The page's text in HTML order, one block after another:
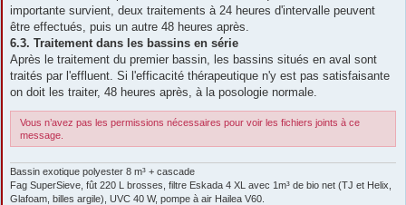
importante survient, deux traitements à 24 heures d'intervalle peuvent
être effectués, puis un autre 48 heures après.
6.3. Traitement dans les bassins en série
Après le traitement du premier bassin, les bassins situés en aval sont
traités par l'effluent. Si l'efficacité thérapeutique n'y est pas satisfaisante
on doit les traiter, 48 heures après, à la posologie normale.
Vous n’avez pas les permissions nécessaires pour voir les fichiers joints à ce
message.
Bassin exotique polyester 8 m³ + cascade
Fag SuperSieve, fût 220 L brosses, filtre Eskada 4 XL avec 1m³ de bio net (TJ et Helix,
Glafoam, billes argile), UVC 40 W, pompe à air Hailea V60.